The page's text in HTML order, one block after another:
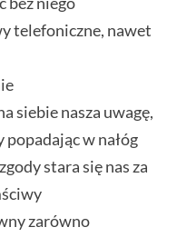
telefoniczne, nawet
siebie nasza uwagę,
popadając w nałóg
stara się nas za
zarówno